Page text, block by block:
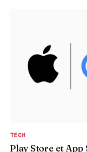
TECH
Play Store et